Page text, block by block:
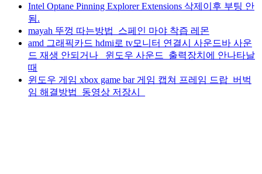
Intel Optane Pinning Explorer Extensions 삭제이후 부팅 안
됨.
mayah 뚜껑 따는방법_스페인 마야 착즙 레몬
amd 그래픽카드 hdmi로 tv모니터 연결시 사운드바 사운
드 재생 안되거나_ 윈도우 사운드_출력장치에 안나타날
때
윈도우 게임 xbox game bar 게임 캡쳐 프레임 드랍_버벅
임 해결방법_동영상 저장시_